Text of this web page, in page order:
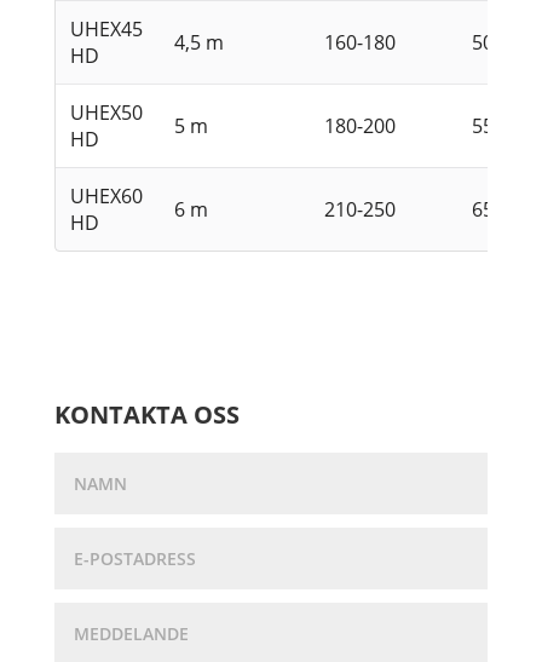
UHEX45
HD
4,5 m 160-180 5000
UHEX50
HD
5 m 180-200 5500
UHEX60
HD
6 m 210-250 6500
KONTAKTA OSS